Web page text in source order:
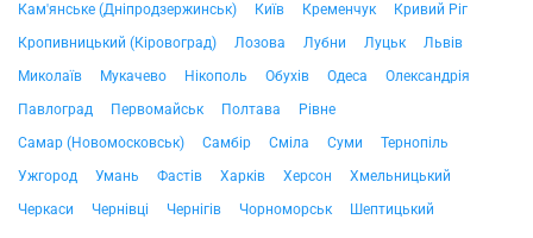
Кам'янське (Дніпродзержинськ)
Київ Кременчук
Кривий Ріг
Кропивницький (Кіровоград)
Лозова Лубни Луцьк
Львів
Миколаїв
Мукачево Нікополь Обухів Одеса
Олександрія
Павлоград
Первомайськ Полтава
Рівне
Самар (Новомосковськ)
Самбір Сміла Суми
Тернопіль
Ужгород
Умань Фастів Харків Херсон
Хмельницький
Черкаси
Чернівці Чернігів Чорноморськ Шептицький